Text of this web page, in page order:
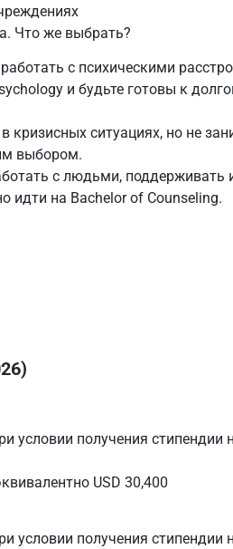
Что же выбрать?
с психическими
и будьте готовы к
ситуациях, но не
выбором.
с людьми, поддерживать
идти на Bachelor of Counseling.
условии получения стипендии
USD 30,400
условии получения стипендии